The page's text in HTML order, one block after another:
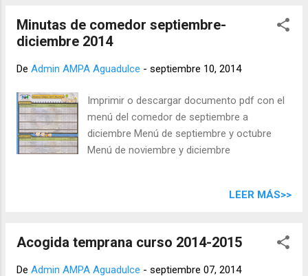
EXTRAESCOLARES Matrícula (pago único por familia) 16€
(socios) / 36€ (no socios y externos). Cuota mensual 14 €
Viernes 15:00 - 16:00 Kárate (infantil) Ballet (infantil) Teatro
(infantil) Ballet (infantil) Kárate (inf...
Minutas de comedor septiembre-
diciembre 2014
De Admin AMPA Aguadulce - septiembre 10, 2014
Imprimir o descargar documento pdf con el
menú del comedor de septiembre a
diciembre Menú de septiembre y octubre
Menú de noviembre y diciembre
LEER MÁS>>
Acogida temprana curso 2014-2015
De Admin AMPA Aguadulce - septiembre 07, 2014